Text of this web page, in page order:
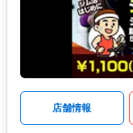
店舗情報